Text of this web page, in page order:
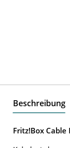
Beschreibung
Fritz!Box